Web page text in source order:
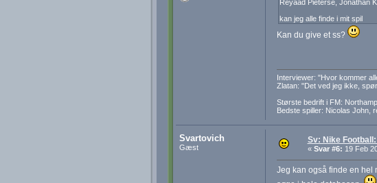
Reyaad Pieterse, Jonathan
kan jeg alle finde i mit spil
Kan du give et ss?
Interviewer: "Hvor kommer
Zlatan: "Det ved jeg ikke,
Største bedrift i FM:
Bedste spiller: Nicolas John,
Svartovich
Gæst
Sv: Nike
« Svar #6: 19 Feb
Jeg kan også finde en hel